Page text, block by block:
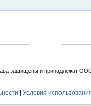
защищены и принадлежат
Условия